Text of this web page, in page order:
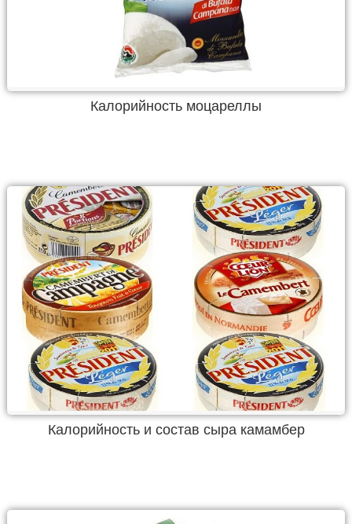
Калорийность моцареллы
Калорийность и состав сыра камамбер